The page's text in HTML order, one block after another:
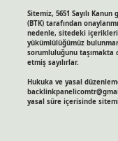
Sitemiz, 5651 Sayılı
(BTK) tarafından
nedenle, sitedeki
yükümlülüğümüz
sorumluluğunu taşımakta
etmiş sayılırlar.
Hukuka ve yasal
yasal süre içerisinde